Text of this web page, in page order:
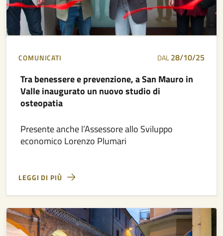
COMUNICATI DAL28/10/25
Tra benessere e prevenzione, a San Mauro in
Valle inaugurato un nuovo studio di
osteopatia
Presente anche l’Assessore allo Sviluppo
economico Lorenzo Plumari
LEGGI DI PIÙ